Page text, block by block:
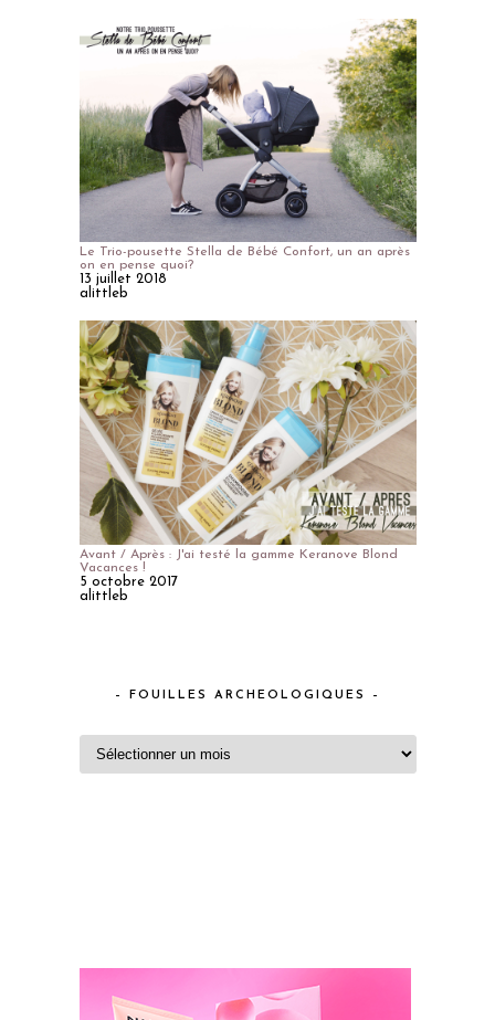
Le Trio-pousette Stella de Bébé Confort, un an après
on en pense quoi?
13 juillet 2018
alittleb
Avant / Après : J'ai testé la gamme Keranove Blond
Vacances !
5 octobre 2017
alittleb
– FOUILLES ARCHEOLOGIQUES –